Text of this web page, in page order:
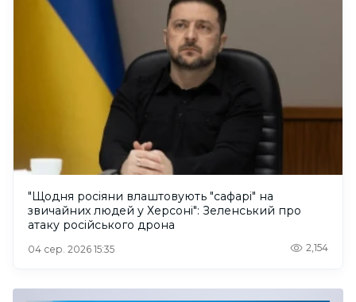
"Щодня росіяни влаштовують "сафарі" на
звичайних людей у Херсоні": Зеленський про
атаку російського дрона
04 сер. 2026 15:35 2,154